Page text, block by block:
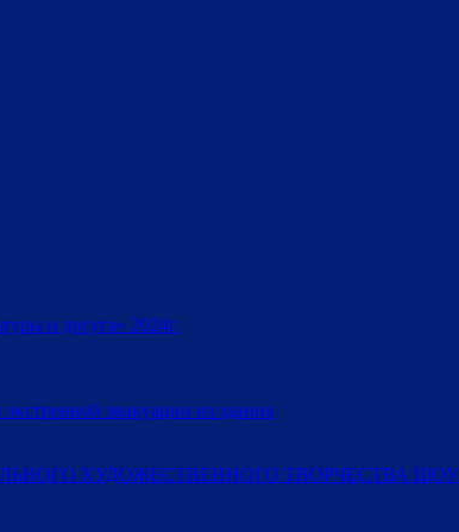
и досуга» 2024г.
эвакуации из здания
ХУДОЖЕСТВЕННОГО ТВОРЧЕСТВА